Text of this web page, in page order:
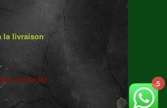
la livraison
contacter 5